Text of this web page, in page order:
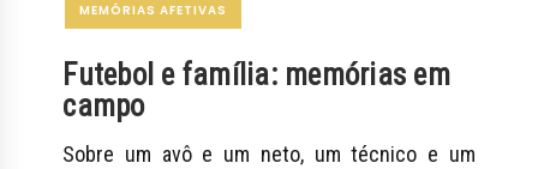
MEMÓRIAS AFETIVAS
Futebol e família: memórias em
campo
Sobre um avô e um neto, um técnico e um